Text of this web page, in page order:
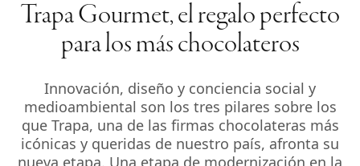
Trapa Gourmet, el regalo perfecto
para los más chocolateros
Innovación, diseño y conciencia social y
medioambiental son los tres pilares sobre los
que Trapa, una de las firmas chocolateras más
icónicas y queridas de nuestro país, afronta su
nueva etapa. Una etapa de modernización en la